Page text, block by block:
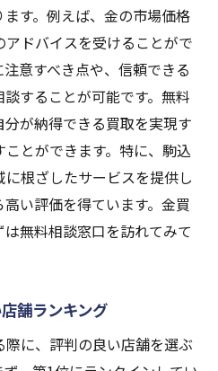
す。例えば、金の市場価格
ドバイスを受けることがで
意すべき点や、信頼できる
することが可能です。無料
が納得できる買取を実現す
とができます。特に、駒込
根ざしたサービスを提供し
い評価を得ています。金買
無料相談窓口を訪れてみて
舗ランキング
に、評判の良い店舗を選ぶ